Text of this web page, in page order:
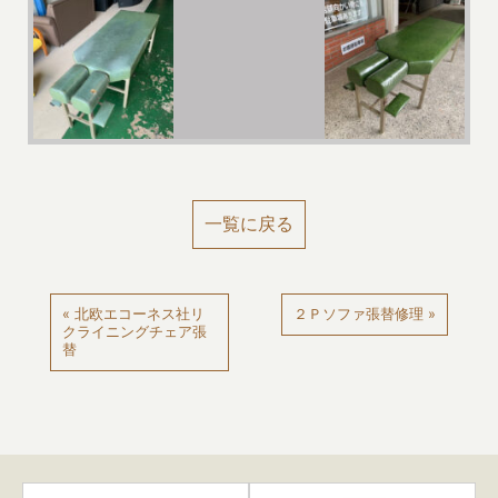
一覧に戻る
２Ｐソファ張替修理 »
« 北欧エコーネス社リ
クライニングチェア張
替